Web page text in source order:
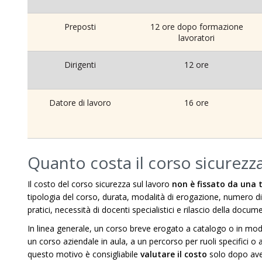
Preposti
12 ore dopo formazione
lavoratori
Dirigenti 12 ore
Datore di lavoro 16 ore
Quanto costa il corso
Il costo del corso sicurezza sul lavoro non è fissato da una
tipologia del corso, durata, modalità di erogazione, numero
pratici, necessità di docenti specialistici e rilascio della
In linea generale, un corso breve erogato a catalogo o in
un corso aziendale in aula, a un percorso per ruoli specifici
questo motivo è consigliabile valutare il costo solo dopo